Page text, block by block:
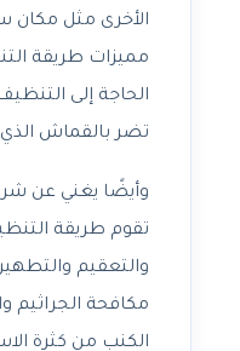
الأخرى مثل مكان
مميزات طريقة
الحاجة إلى
تضر بالقماش
وأيضًا يغني عن
تقوم طريقة
والتعقيم
مكافحة الجراثيم
الكنب من كثرة